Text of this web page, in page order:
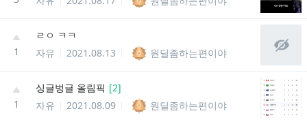
1
ㄹㅇ ㅋㅋ
자유
2021.08.13 원딜좀하는편이야
1
싱글벙글 올림픽 [2]
자유
2021.08.09 원딜좀하는편이야